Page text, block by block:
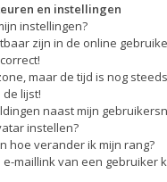
en instellingen
instellingen?
zijn in de online
maar de tijd is nog
lijst!
naast mijn
instellen?
hoe verander ik mijn rang?
maillink van een gebruiker